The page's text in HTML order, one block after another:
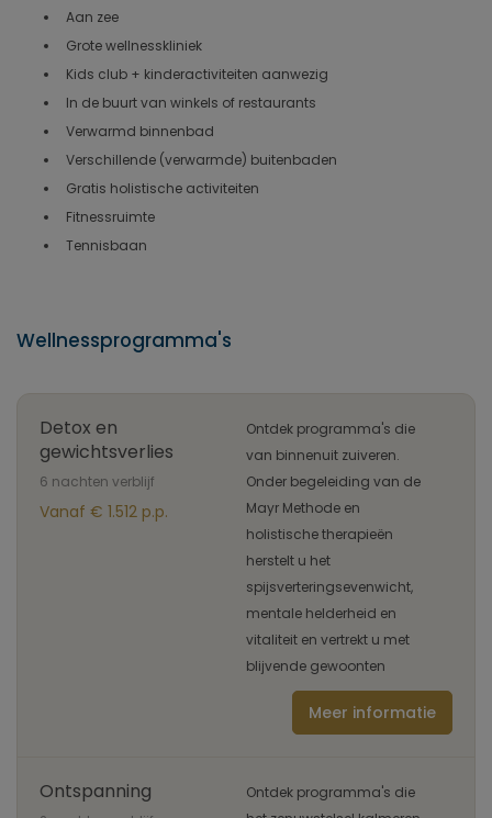
Aan zee
Grote wellnesskliniek
Kids club + kinderactiviteiten aanwezig
In de buurt van winkels of restaurants
Verwarmd binnenbad
Verschillende (verwarmde) buitenbaden
Gratis holistische activiteiten
Fitnessruimte
Tennisbaan
Wellnessprogramma's
Detox en
gewichtsverlies
6 nachten verblijf
Vanaf € 1.512 p.p.
Ontdek programma's die
van binnenuit zuiveren.
Onder begeleiding van de
Mayr Methode en
holistische therapieën
herstelt u het
spijsverteringsevenwicht,
mentale helderheid en
vitaliteit en vertrekt u met
blijvende gewoonten
Meer informatie
Ontspanning
Ontdek programma's die